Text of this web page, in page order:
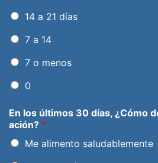
14 a 21 días
7 a 14
7 o menos
0
En los últimos 30 días, ¿Cómo
ación? *
Me alimento saludablemente